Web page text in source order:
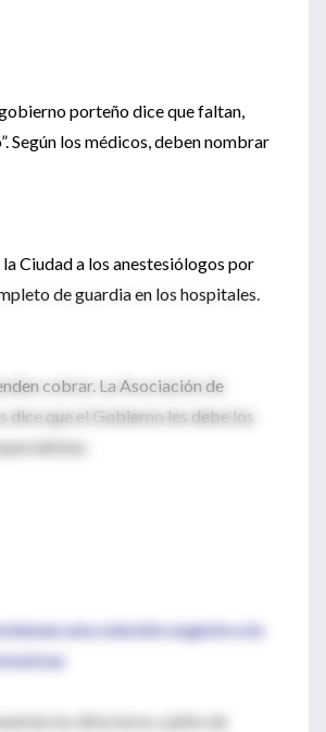
porteño dice que faltan,
Según los médicos, deben nombrar
la Ciudad a los anestesiólogos por
de guardia en los hospitales.
cobrar. La Asociación de
dice que el Gobierno les debe los
una solución urgente a la
los directores y jefes de